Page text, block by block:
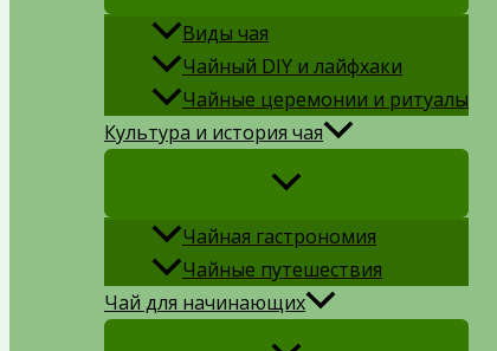
Виды чая
Чайный DIY и лайфхаки
Чайные церемонии и ритуалы
Культура и история чая
Чайная гастрономия
Чайные путешествия
Чай для начинающих